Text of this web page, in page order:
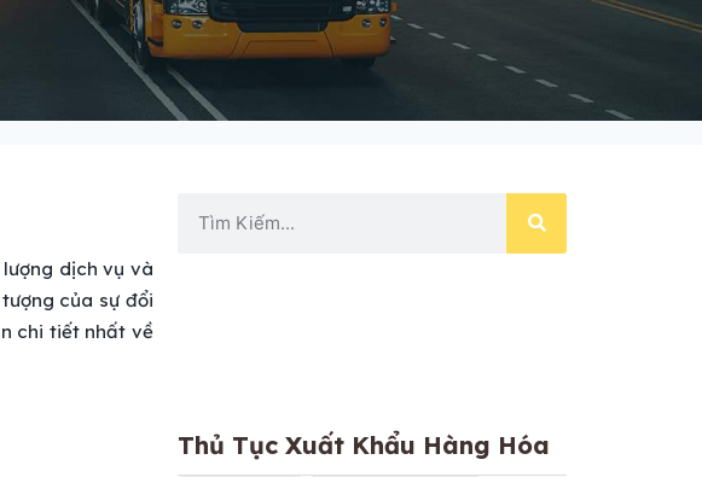
dịch vụ và
của sự đổi
chi tiết nhất về
Thủ Tục Xuất Khẩu Hàng Hóa